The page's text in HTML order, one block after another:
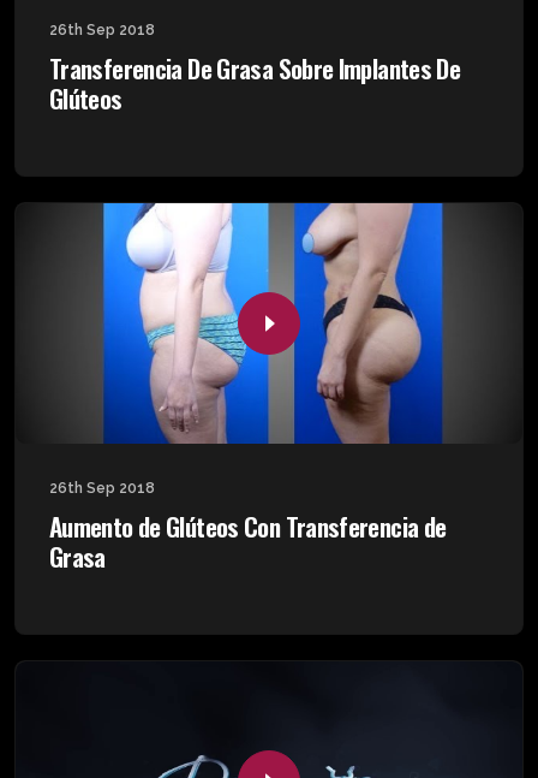
26th Sep 2018
Transferencia De Grasa Sobre Implantes De
Glúteos
26th Sep 2018
Aumento de Glúteos Con Transferencia de
Grasa